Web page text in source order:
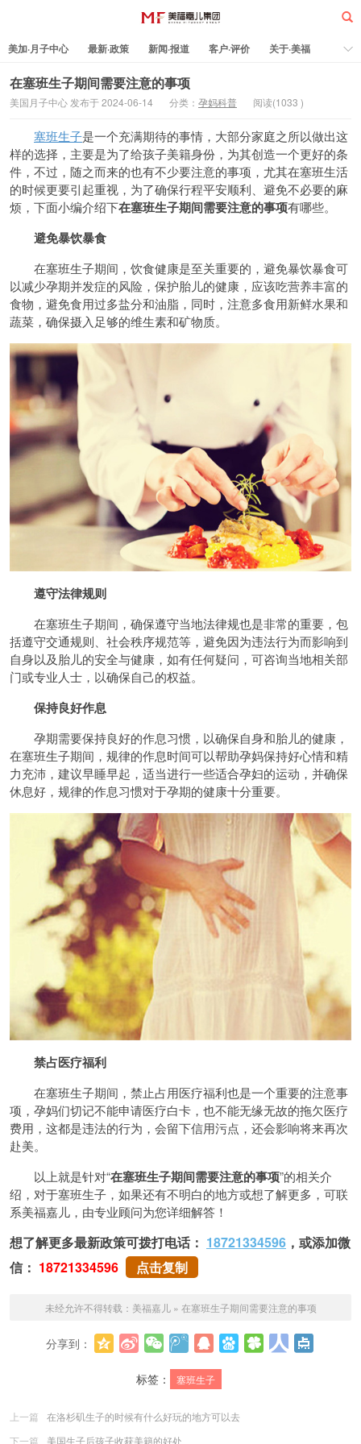
美福嘉儿
美加·月子中心 最新·政策 新闻·报道 客户·评价
关于·美福
热门·文章
所有·文章 孕妈科普 标签云
在塞班生子期间需要注意的事项
美国月子中心 发布于 2024-06-14 分类： 孕妈科普 阅读(1033 )
塞班生子是一个充满期待的事情，大部分家庭之所以做出这
样的选择，主要是为了给孩子美籍身份，为其创造一个更好的条
件，不过，随之而来的也有不少要注意的事项，尤其在塞班生活
的时候更要引起重视，为了确保行程平安顺利、避免不必要的麻
烦，下面小编介绍下在塞班生子期间需要注意的事项有哪些。
避免暴饮暴食
在塞班生子期间，饮食健康是至关重要的，避免暴饮暴食可
以减少孕期并发症的风险，保护胎儿的健康，应该吃营养丰富的
食物，避免食用过多盐分和油脂，同时，注意多食用新鲜水果和
蔬菜，确保摄入足够的维生素和矿物质。
遵守法律规则
在塞班生子期间，确保遵守当地法律规也是非常的重要，包
括遵守交通规则、社会秩序规范等，避免因为违法行为而影响到
自身以及胎儿的安全与健康，如有任何疑问，可咨询当地相关部
门或专业人士，以确保自己的权益。
保持良好作息
孕期需要保持良好的作息习惯，以确保自身和胎儿的健康，
在塞班生子期间，规律的作息时间可以帮助孕妈保持好心情和精
力充沛，建议早睡早起，适当进行一些适合孕妇的运动，并确保
休息好，规律的作息习惯对于孕期的健康十分重要。
禁占医疗福利
在塞班生子期间，禁止占用医疗福利也是一个重要的注意事
项，孕妈们切记不能申请医疗白卡，也不能无缘无故的拖欠医疗
费用，这都是违法的行为，会留下信用污点，还会影响将来再次
赴美。
以上就是针对“在塞班生子期间需要注意的事项”的相关介
绍，对于塞班生子，如果还有不明白的地方或想了解更多，可联
系美福嘉儿，由专业顾问为您详细解答！
想了解更多最新政策可拨打电话： 18721334596 ，或添加微
信： 18721334596 点击复制
未经允许不得转载： 美福嘉儿» 在塞班生子期间需要注意的事项
分享到：
标签：
塞班生子
上一篇
在洛杉矶生子的时候有什么好玩的地方可以去
下一篇
美国生子后孩子收获美籍的好处